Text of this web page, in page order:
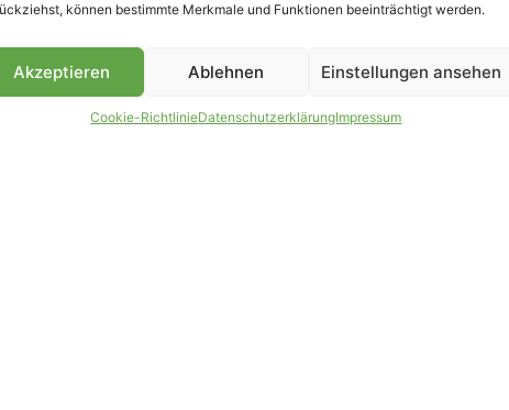
können bestimmte Merkmale und Funktionen beeinträchtigt werden.
Akzeptieren Ablehnen Einstellungen ansehen
Cookie-RichtlinieDatenschutzerklärungImpressum